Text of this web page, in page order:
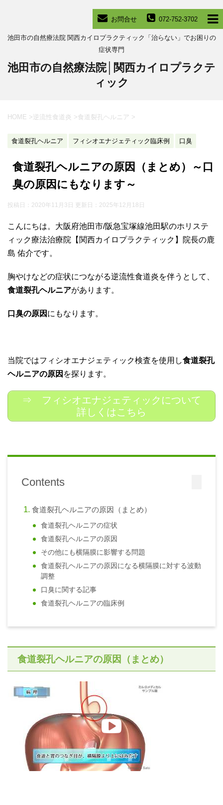
072-752-3702
お問合せ
池田市の自然療法院 関西カイロプラクティック「治らない」でお困りの
症状専門
池田市の自然療法院│関西カイロプラクテ
ィック
HOME >逆流性食道炎 > 食道裂孔ヘルニア >
食道裂孔ヘルニア フィシオエナジェティック臨床例 口臭
食道裂孔ヘルニアの原因（まとめ）～口
臭の原因にもなります～
投稿日：2020年11月3日 更新日： 2025年12月18日
こんにちは。大阪府池田市/阪急宝塚線池田駅のホリステ
ィック療法治療院【関西カイロプラクティック】院長の鹿
島 佑介です。
胸やけなどの症状につながる逆流性食道炎を伴うとして、
食道裂孔ヘルニアがあります。
口臭の原因 にもなります。
当院ではフィシオエナジェティック検査を使用し食道裂孔
ヘルニアの原因 を探ります。
⇒ フィシオエナジェティックについて
詳しくはこちら
Contents
食道裂孔ヘルニアの原因（まとめ）
食道裂孔ヘルニアの症状
食道裂孔ヘルニアの原因
その他にも横隔膜に影響する問題
食道裂孔ヘルニアの原因になる横隔膜に対する波動
調整
口臭に関する記事
食道裂孔ヘルニアの臨床例
食道裂孔ヘルニアの原因（まとめ）